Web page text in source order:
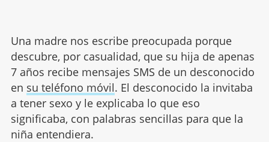
Una madre nos escribe preocupada porque
descubre, por casualidad, que su hija de apenas
7 años recibe mensajes SMS de un desconocido
en su teléfono móvil. El desconocido la invitaba
a tener sexo y le explicaba lo que eso
significaba, con palabras sencillas para que la
niña entendiera.